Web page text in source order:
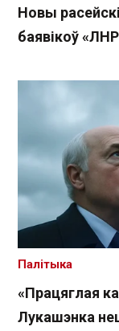
Новы
баявікоў
«Працяглая
Лукашэнка
Палітыка